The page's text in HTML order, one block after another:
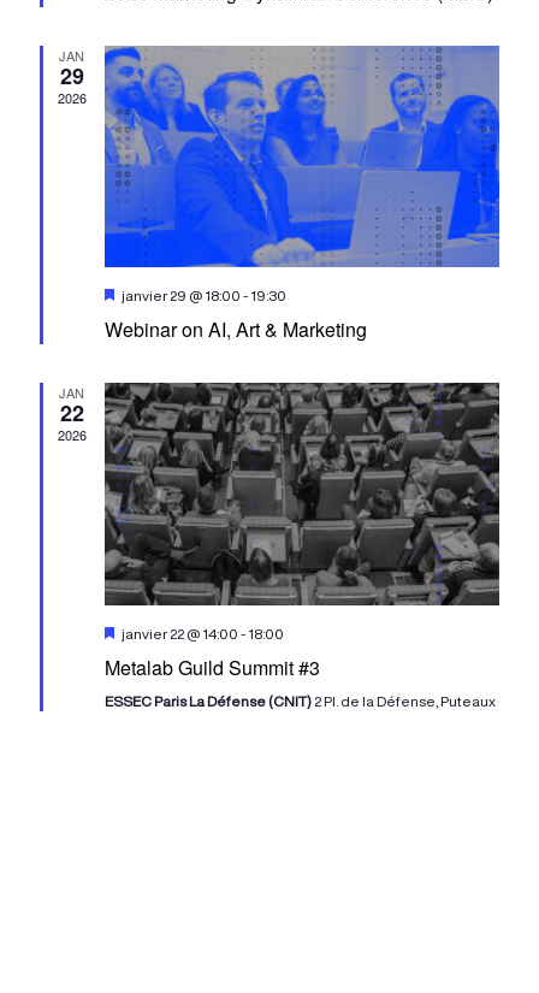
JAN
29
2026
Mis
avant
janvier 29 @ 18:00 - 19:30
Webinar on AI, Art & Marketing
JAN
22
2026
Mis
avant
janvier 22 @ 14:00 - 18:00
Metalab Guild Summit #3
ESSEC Paris La Défense (CNIT) 2 Pl. de la Défense, Puteaux